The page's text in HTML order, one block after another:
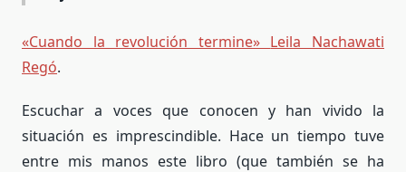
«Cuando la revolución termine» Leila Nachawati
Regó.
Escuchar a voces que conocen y han vivido la
situación es imprescindible. Hace un tiempo tuve
entre mis manos este libro (que también se ha